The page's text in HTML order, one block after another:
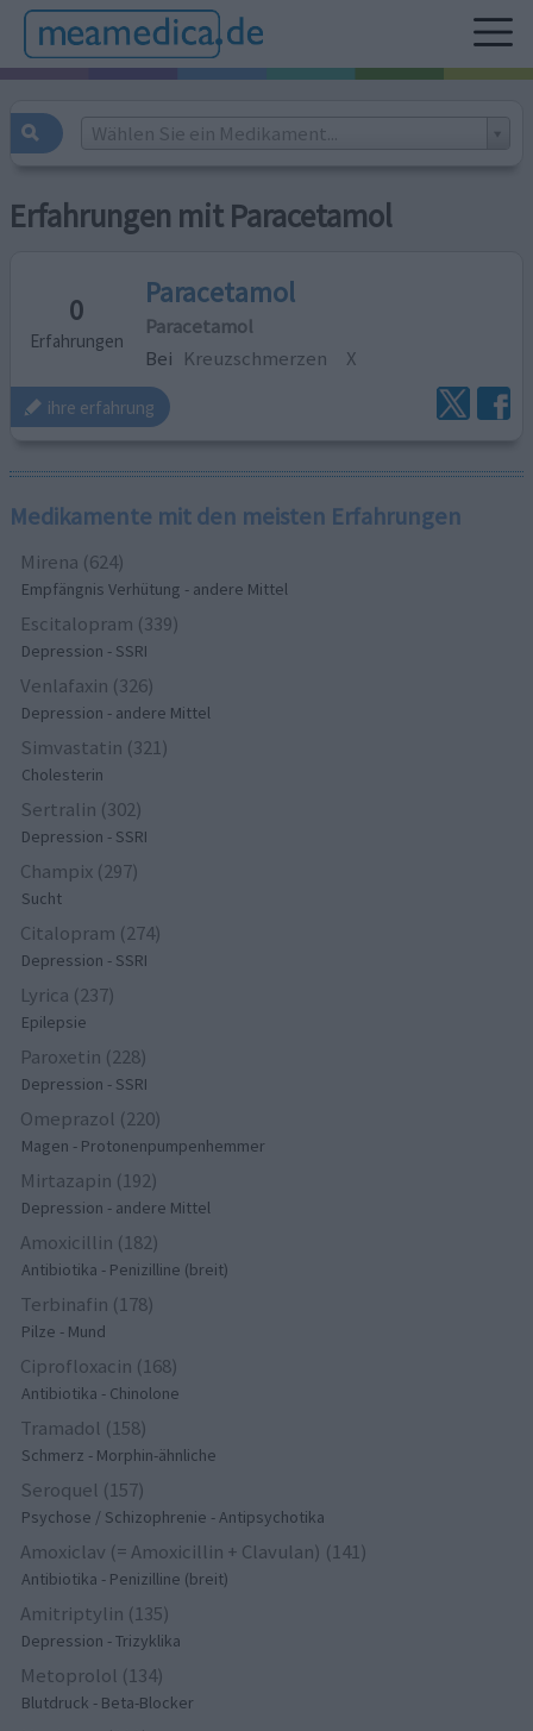
Wählen Sie ein Medikament...
Erfahrungen mit Paracetamol
0
Erfahrungen
Paracetamol
Paracetamol
Bei Kreuzschmerzen X
ihre erfahrung
Medikamente mit den meisten Erfahrungen
Mirena (624)
Empfängnis Verhütung - andere Mittel
Escitalopram (339)
Depression - SSRI
Venlafaxin (326)
Depression - andere Mittel
Simvastatin (321)
Cholesterin
Sertralin (302)
Depression - SSRI
Champix (297)
Sucht
Citalopram (274)
Depression - SSRI
Lyrica (237)
Epilepsie
Paroxetin (228)
Depression - SSRI
Omeprazol (220)
Magen - Protonenpumpenhemmer
Mirtazapin (192)
Depression - andere Mittel
Amoxicillin (182)
Antibiotika - Penizilline (breit)
Terbinafin (178)
Pilze - Mund
Ciprofloxacin (168)
Antibiotika - Chinolone
Tramadol (158)
Schmerz - Morphin-ähnliche
Seroquel (157)
Psychose / Schizophrenie - Antipsychotika
Amoxiclav (= Amoxicillin + Clavulan) (141)
Antibiotika - Penizilline (breit)
Amitriptylin (135)
Depression - Trizyklika
Metoprolol (134)
Blutdruck - Beta-Blocker